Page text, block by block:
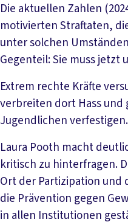
Die aktuellen Zahlen
motivierten Straftaten,
unter solchen
Gegenteil: Sie muss jetzt
Extrem rechte Kräfte
verbreiten dort Hass und
Jugendlichen verfestigen.
Laura Pooth macht
kritisch zu hinterfragen.
Ort der Partizipation und
die Prävention gegen
in allen Institutionen